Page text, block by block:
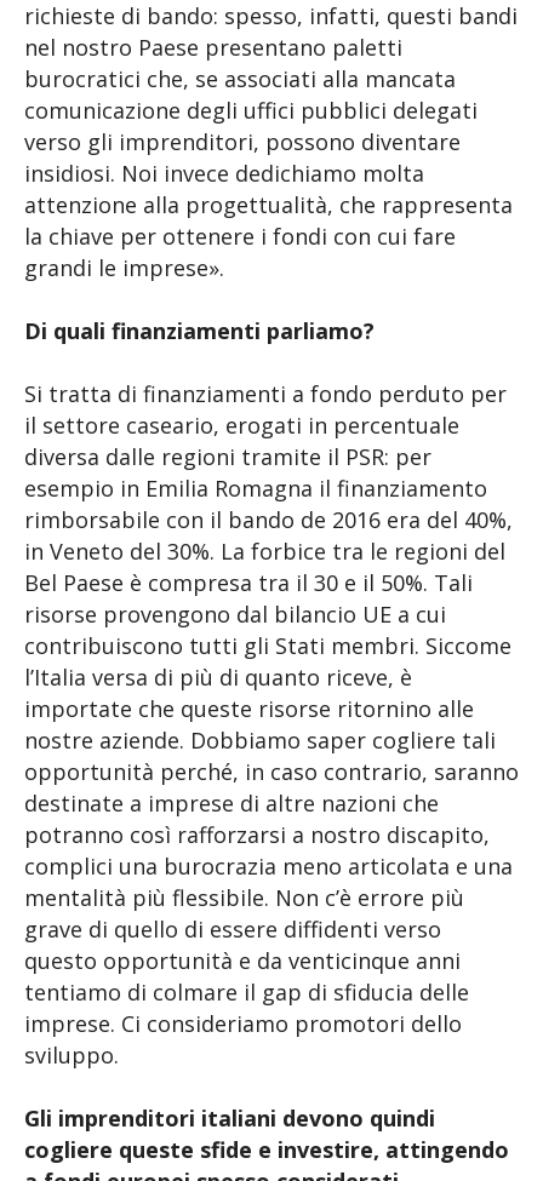
richieste di bando: spesso, infatti, questi bandi
nel nostro Paese presentano paletti
burocratici che, se associati alla mancata
comunicazione degli uffici pubblici delegati
verso gli imprenditori, possono diventare
insidiosi. Noi invece dedichiamo molta
attenzione alla progettualità, che rappresenta
la chiave per ottenere i fondi con cui fare
grandi le imprese».
Di quali finanziamenti parliamo?
Si tratta di finanziamenti a fondo perduto per
il settore caseario, erogati in percentuale
diversa dalle regioni tramite il PSR: per
esempio in Emilia Romagna il finanziamento
rimborsabile con il bando de 2016 era del 40%,
in Veneto del 30%. La forbice tra le regioni del
Bel Paese è compresa tra il 30 e il 50%. Tali
risorse provengono dal bilancio UE a cui
contribuiscono tutti gli Stati membri. Siccome
l’Italia versa di più di quanto riceve, è
importate che queste risorse ritornino alle
nostre aziende. Dobbiamo saper cogliere tali
opportunità perché, in caso contrario, saranno
destinate a imprese di altre nazioni che
potranno così rafforzarsi a nostro discapito,
complici una burocrazia meno articolata e una
mentalità più flessibile. Non c’è errore più
grave di quello di essere diffidenti verso
questo opportunità e da venticinque anni
tentiamo di colmare il gap di sfiducia delle
imprese. Ci consideriamo promotori dello
sviluppo.
Gli imprenditori italiani devono quindi
cogliere queste sfide e investire, attingendo